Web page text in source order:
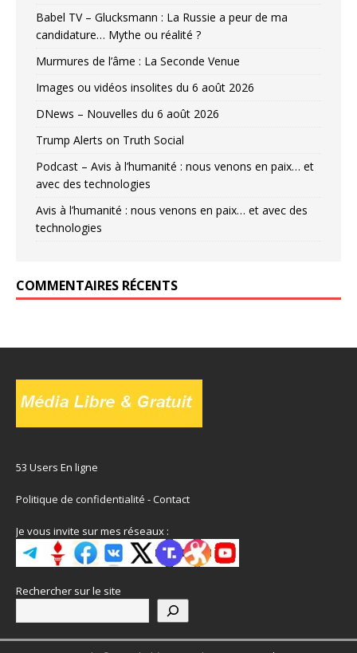
Babel TV – Glucksmann : La Russie a peur de ma
candidature… Mythe ou réalité ?
Murmures de l’âme : La Seconde Venue
Images ou vidéos insolites du 6 août 2026
DNews – Nouvelles du 6 août 2026
Trump Alerts on Truth Social
Podcast – Avis à l’humanité : nous venons en paix… et
avec des technologies
Avis à l’humanité : nous venons en paix… et avec des
technologies
COMMENTAIRES RÉCENTS
53 Users En ligne
Politique de confidentialité -Contact
Je vous invite sur mes réseaux :
Rechercher sur le site